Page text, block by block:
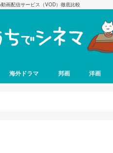
画配信サービス（VOD）徹底比較
海外ドラマ 邦画 洋画